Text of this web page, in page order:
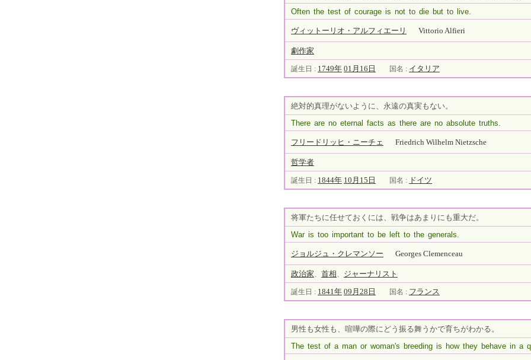
Often the test of courage is not to die but to live.
ヴィットーリオ・アルフィエーリ Vittorio Alfieri
劇 作家
誕生日 : 1749年 01月16日 国名 : イタリア
絶対的真理がないように、永遠の真実もない。
There are no eternal facts as there are no absolute truths.
フリードリッヒ・ニーチェ Friedrich Wilhelm Nietzsche
哲学者
誕生日 : 1844年 10月15日 国名 : ドイツ
将軍たちに任せておくには、戦争はあまりにも重大だ。
War is too important to be left to the generals.
ジョルジュ・クレマンソー Georges Clemenceau
政治家、 首相、 ジャーナリスト
誕生日 : 1841年 09月28日 国名 : フランス
男性も女性も、喧嘩の際にどう振る舞うかで育ちがわかる。
The test of a man or woman's breeding is how they behave in a